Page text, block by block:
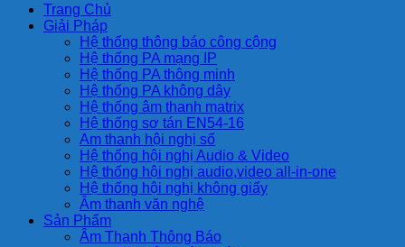
Trang Chủ
Giải Pháp
Hệ thống thông báo công cộng
Hệ thống PA mạng IP
Hệ thống PA thông minh
Hệ thống PA không dây
Hệ thống âm thanh matrix
Hệ thống sơ tán EN54-16
Am thanh hội nghị số
Hệ thống hội nghị Audio & Video
Hệ thống hội nghị audio,video all-in-one
Hệ thống hội nghị không giấy
Âm thanh văn nghệ
Sản Phẩm
Âm Thanh Thông Báo